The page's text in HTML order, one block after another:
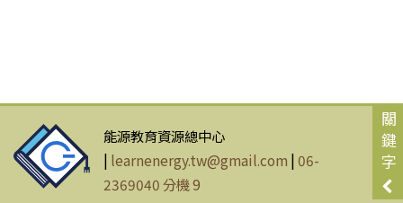
關
鍵
字
能源教育資源總中心
| learnenergy.tw@gmail.com |06-
2369040 分機 9